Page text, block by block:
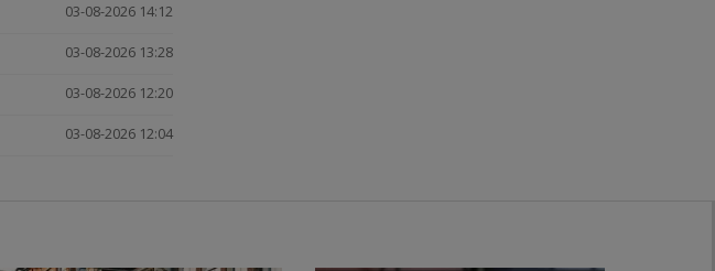
03-08-2026 14:12
03-08-2026 13:28
03-08-2026 12:20
03-08-2026 12:04